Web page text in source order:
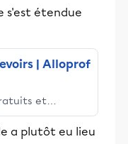
s'est étendue
| Alloprof
et
les élèves
réussite
a plutôt eu lieu